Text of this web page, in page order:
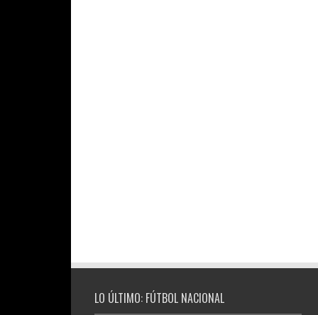
LO ÚLTIMO: FÚTBOL NACIONAL